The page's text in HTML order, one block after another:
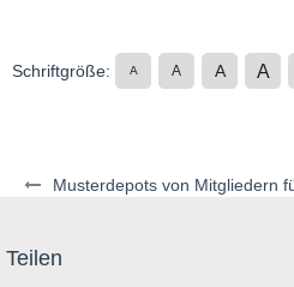
Musterdepots von Mitgliedern
Schriftgröße: A A A A
Teilen